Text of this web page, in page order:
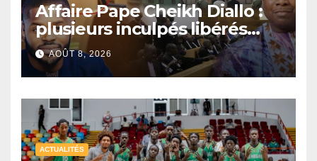
Affaire Pape Cheikh Diallo :
plusieurs inculpés libérés
après un non-lieu partiel
AOÛT 8, 2026
ACTUALITÉS